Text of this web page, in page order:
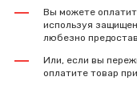
Вы можете
используя
любезно
Или, если вы
оплатите товар